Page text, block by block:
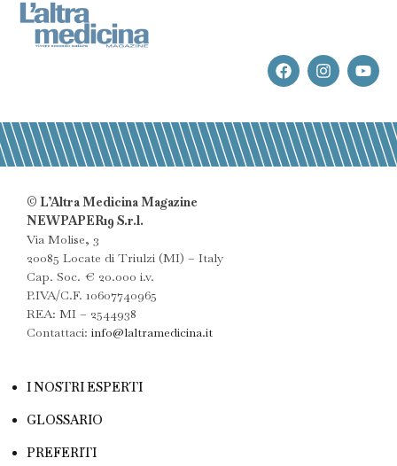
© L’Altra Medicina Magazine
NEWPAPER19 S.r.l.
Via Molise, 3
20085 Locate di Triulzi (MI) – Italy
Cap. Soc. € 20.000 i.v.
P.IVA/C.F. 10607740965
REA: MI – 2544938
Contattaci: info@laltramedicina.it
I NOSTRI ESPERTI
GLOSSARIO
PREFERITI